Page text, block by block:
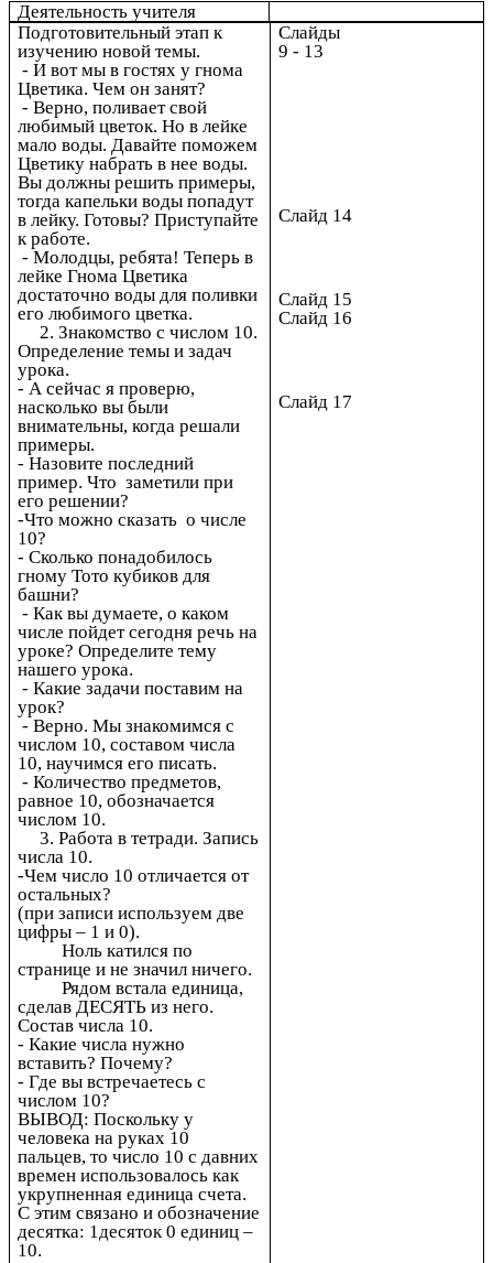
Деятельность учителя
Подготовительный этап к
изучению новой темы.
- И вот мы в гостях у гнома
Цветика. Чем он занят?
- Верно, поливает свой
любимый цветок. Но в лейке
мало воды. Давайте поможем
Цветику набрать в нее воды.
Вы должны решить примеры,
тогда капельки воды попадут
в лейку. Готовы? Приступайте
к работе.
- Молодцы, ребята! Теперь в
лейке Гнома Цветика
достаточно воды для поливки
его любимого цветка.
2. Знакомство с числом 10.
Определение темы и задач
урока.
- А сейчас я проверю,
насколько вы были
внимательны, когда решали
примеры.
- Назовите последний
пример. Что заметили при
его решении?
-Что можно сказать о числе
10?
- Сколько понадобилось
гному Тото кубиков для
башни?
- Как вы думаете, о каком
числе пойдет сегодня речь на
уроке? Определите тему
нашего урока.
- Какие задачи поставим на
урок?
- Верно. Мы знакомимся с
числом 10, составом числа
10, научимся его писать.
- Количество предметов,
равное 10, обозначается
числом 10.
3. Работа в тетради. Запись
числа 10.
-Чем число 10 отличается от
остальных?
(при записи используем две
цифры – 1 и 0).
Ноль катился по
странице и не значил ничего.
Рядом встала единица,
сделав ДЕСЯТЬ из него.
Состав числа 10.
- Какие числа нужно
вставить? Почему?
- Где вы встречаетесь с
числом 10?
ВЫВОД: Поскольку у
человека на руках 10
пальцев, то число 10 с давних
времен использовалось как
укрупненная единица счета.
С этим связано и обозначение
десятка: 1десяток 0 единиц –
10.
Слайды
9 - 13
Слайд 14
Слайд 15
Слайд 16
Слайд 17